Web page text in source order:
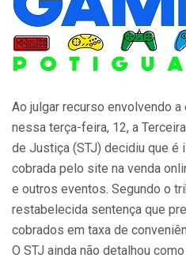
Ao julgar recurso envolvendo
nessa terça-feira, 12, a
de Justiça (STJ) decidiu que é
cobrada pelo site na venda
e outros eventos. Segundo o
restabelecida sentença que
cobrados em taxa de
O STJ ainda não detalhou